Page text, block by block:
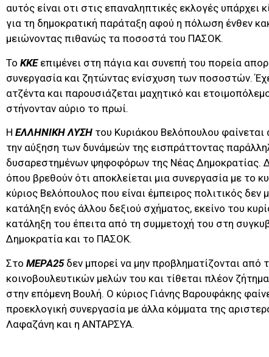
αυτός είναι οτι στις επαναληπτικές εκλογές
για τη δημοκρατική παράταξη αφού η πόλωση ένθεν
μειώνοντας πιθανώς τα ποσοστά του ΠΑΣΟΚ.
Το ΚΚΕεπιμένει στη πάγια και συνεπή του πορεία
συνεργασία και ζητώντας ενίσχυση των ποσοστών.
ατζέντα και παρουσιάζεται μαχητικό και
στήνονταν αύριο το πρωί.
Η ΕΛΛΗΝΙΚΗ ΛΥΣΗ του Κυριάκου Βελόπουλου φαίνεται
την αύξηση των δυνάμεών της εισπράττοντας
δυσαρεστημένων ψηφοφόρων της Νέας Δημοκρατίας.
όπου βρεθούν ότι αποκλείεται μια συνεργασία με το
κύριος Βελόπουλος που είναι έμπειρος πολιτικός δεν
κατάληξη ενός άλλου δεξιού σχήματος, εκείνο του
κατάληξη του έπειτα από τη συμμετοχή του στη
Δημοκρατία και το ΠΑΣΟΚ.
Στο ΜΕΡΑ25δεν μπορεί να μην προβληματίζονται από
κοινοβουλευτικών μελών του και τίθεται πλέον
στην επόμενη Βουλή. Ο κύριος Γιάνης Βαρουφάκης
προεκλογική συνεργασία με άλλα κόμματα της
Λαφαζάνη και η ΑΝΤΑΡΣΥΑ.